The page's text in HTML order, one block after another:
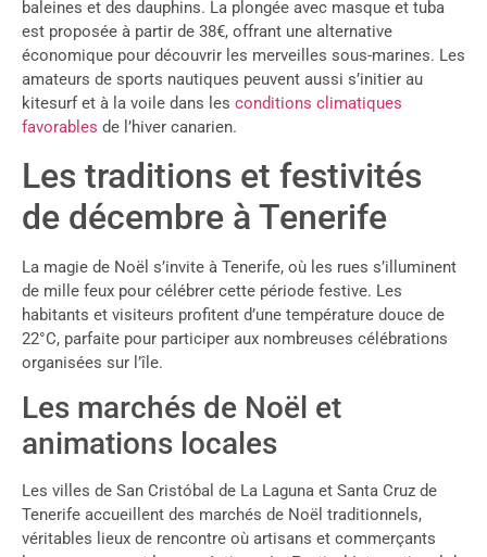
baleines et des dauphins. La plongée avec masque et tuba
est proposée à partir de 38€, offrant une alternative
économique pour découvrir les merveilles sous-marines. Les
amateurs de sports nautiques peuvent aussi s’initier au
kitesurf et à la voile dans les conditions climatiques
favorables de l’hiver canarien.
Les traditions et festivités
de décembre à Tenerife
La magie de Noël s’invite à Tenerife, où les rues s’illuminent
de mille feux pour célébrer cette période festive. Les
habitants et visiteurs profitent d’une température douce de
22°C, parfaite pour participer aux nombreuses célébrations
organisées sur l’île.
Les marchés de Noël et
animations locales
Les villes de San Cristóbal de La Laguna et Santa Cruz de
Tenerife accueillent des marchés de Noël traditionnels,
véritables lieux de rencontre où artisans et commerçants